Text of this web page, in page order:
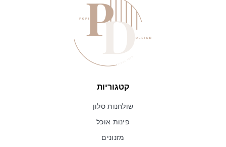
קטגוריות
שולחנות סלון
פינות אוכל
מזנונים